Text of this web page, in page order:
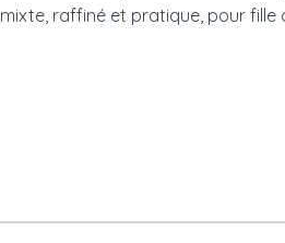
raffiné et pratique, pour fille